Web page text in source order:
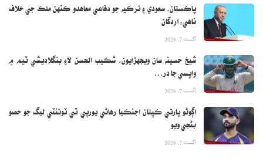
پاڪستان، سعودي ۽ ترڪيه جو دفاعي معاهدو ڪنهن ملڪ جي خلاف
ناهي: اردگان
اگست 7, 2026
شيخ حسينه سان ويجهڙايون، شڪيب الحسن لاءِ بنگلاديشي ٽيم ۾
واپسي جا در…
اگست 7, 2026
اڳوڻو ڀارتي ڪپتان اجنڪيا رهاڻي يورپي ٽي ٽوئنٽي ليگ جو حصو
بڻجي ويو
اگست 7, 2026